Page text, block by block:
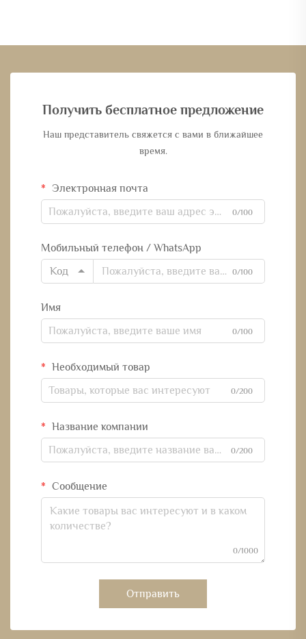
Получить бесплатное предложение
Наш представитель свяжется с вами в ближайшее
время.
Электронная почта
0/100
Мобильный телефон / WhatsApp
Код
0/100
Имя
0/100
Необходимый товар
0/200
Название компании
0/200
Сообщение
0/1000
Отправить